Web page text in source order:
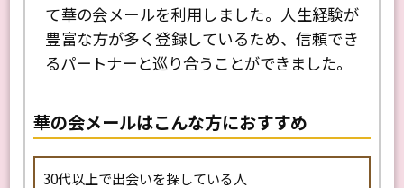
ち着いた出会いを求め
しました。人生経験が
ているため、信頼でき
同世代の女性と安心して交流で
ので登録しました。趣味や仕事
合う相手と出会え、気軽にデー
華の会メールはこんな方におすすめ